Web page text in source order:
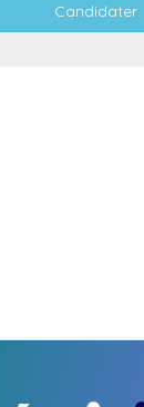
Candidater